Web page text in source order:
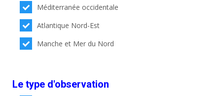
Méditerranée occidentale
Atlantique Nord-Est
Manche et Mer du Nord
Le type d'observation